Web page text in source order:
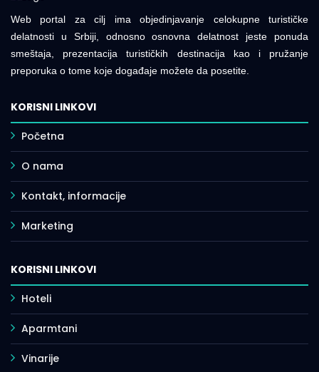
Web portal za cilj ima objedinjavanje celokupne turističke
delatnosti u Srbiji, odnosno osnovna delatnost jeste ponuda
smeštaja, prezentacija turističkih destinacija kao i pružanje
preporuka o tome koje događaje možete da posetite.
KORISNI LINKOVI
Početna
O nama
Kontakt, informacije
Marketing
KORISNI LINKOVI
Hoteli
Aparmtani
Vinarije